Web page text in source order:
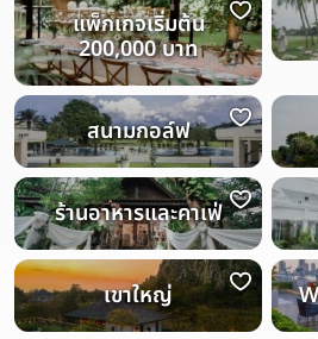
แพ็กเกจเริ่มต้น
200,000 บาท
สนามกอล์ฟ
ร้านอาหารและคาเฟ่
เขาใหญ่